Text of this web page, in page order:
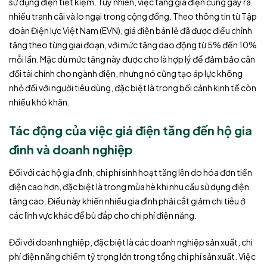
nhiều tranh cãi và lo ngại trong cộng đồng. Theo thông tin từ Tập
đoàn Điện lực Việt Nam (EVN), giá điện bán lẻ đã được điều chỉnh
tăng theo từng giai đoạn, với mức tăng dao động từ 5% đến 10%
mỗi lần. Mặc dù mức tăng này được cho là hợp lý để đảm bảo cân
đối tài chính cho ngành điện, nhưng nó cũng tạo áp lực không
nhỏ đối với người tiêu dùng, đặc biệt là trong bối cảnh kinh tế còn
nhiều khó khăn.
Tác động của việc giá điện tăng đến hộ gia
đình và doanh nghiệp
Đối với các hộ gia đình, chi phí sinh hoạt tăng lên do hóa đơn tiền
điện cao hơn, đặc biệt là trong mùa hè khi nhu cầu sử dụng điện
tăng cao. Điều này khiến nhiều gia đình phải cắt giảm chi tiêu ở
các lĩnh vực khác để bù đắp cho chi phí điện năng.
Đối với doanh nghiệp, đặc biệt là các doanh nghiệp sản xuất, chi
phí điện năng chiếm tỷ trọng lớn trong tổng chi phí sản xuất. Việc